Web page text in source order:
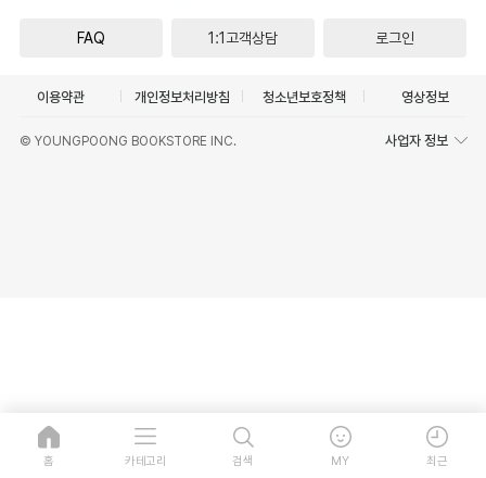
FAQ 1:1고객상담 로그인
이용약관 개인정보처리방침 청소년보호정책 영상정보
© YOUNGPOONG BOOKSTORE INC. 사업자 정보
홈 카테고리 검색 MY 최근